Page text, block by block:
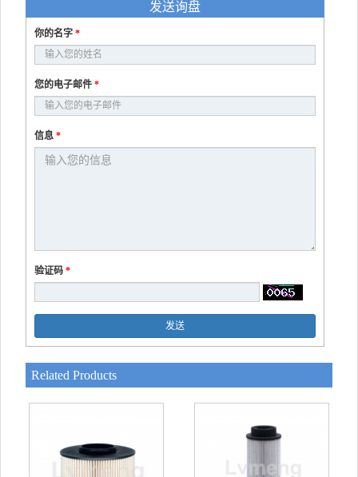
发送询盘
你的名字 *
您的电子邮件 *
信息 *
验证码 *
发送
Related Products